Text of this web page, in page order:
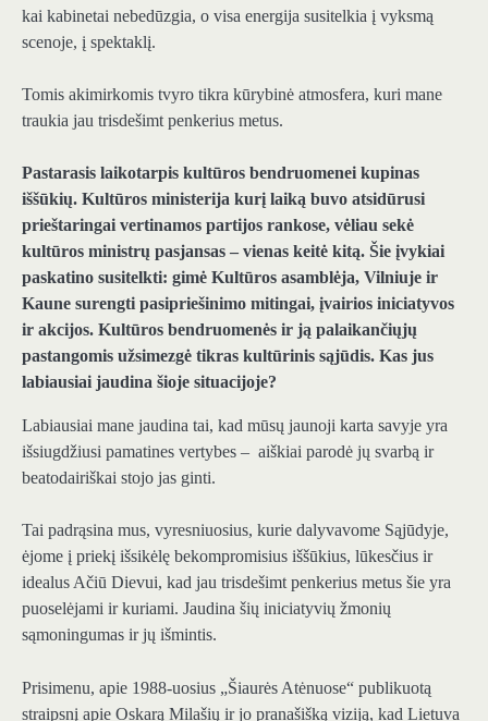
kai kabinetai nebedūzgia, o visa energija susitelkia į vyksmą
scenoje, į spektaklį.
Tomis akimirkomis tvyro tikra kūrybinė atmosfera, kuri mane
traukia jau trisdešimt penkerius metus.
Pastarasis laikotarpis kultūros bendruomenei kupinas
iššūkių. Kultūros ministerija kurį laiką buvo atsidūrusi
prieštaringai vertinamos partijos rankose, vėliau sekė
kultūros ministrų pasjansas – vienas keitė kitą. Šie įvykiai
paskatino susitelkti: gimė Kultūros asamblėja, Vilniuje ir
Kaune surengti pasipriešinimo mitingai, įvairios iniciatyvos
ir akcijos. Kultūros bendruomenės ir ją palaikančiųjų
pastangomis užsimezgė tikras kultūrinis sąjūdis. Kas jus
labiausiai jaudina šioje situacijoje?
Labiausiai mane jaudina tai, kad mūsų jaunoji karta savyje yra
išsiugdžiusi pamatines vertybes – aiškiai parodė jų svarbą ir
beatodairiškai stojo jas ginti.
Tai padrąsina mus, vyresniuosius, kurie dalyvavome Sąjūdyje,
ėjome į priekį išsikėlę bekompromisius iššūkius, lūkesčius ir
idealus Ačiū Dievui, kad jau trisdešimt penkerius metus šie yra
puoselėjami ir kuriami. Jaudina šių iniciatyvių žmonių
sąmoningumas ir jų išmintis.
Prisimenu, apie 1988-uosius „Šiaurės Atėnuose“ publikuotą
straipsnį apie Oskarą Milašių ir jo pranašišką viziją, kad Lietuva